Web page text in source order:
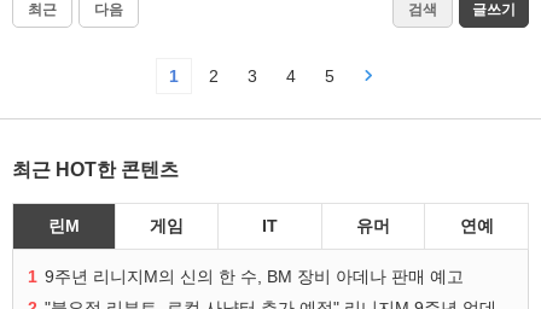
최근 다음 검색 글쓰기
1 2 3 4 5
최근 HOT한 콘텐츠
린M 게임 IT 유머 연예
1 9주년 리니지M의 신의 한 수, BM 장비 아데나 판매 예고